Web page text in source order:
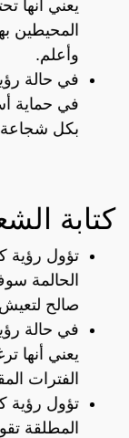
يعني أنها
المحيطين
وأعلم.
في حالة
في حماية
بكل شجاعة
كتابة
تؤول رؤية
الحالمة
صالح
في حالة
يعني أنها
الفترات
تؤول رؤية
المطلقة